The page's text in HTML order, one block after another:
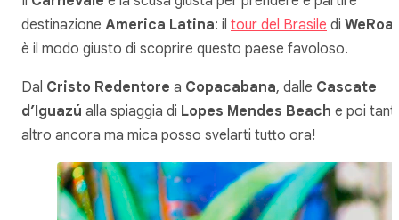
destinazione America Latina: il tour del Brasile di
è il modo giusto di scoprire questo paese favoloso.
Dal Cristo Redentore a Copacabana, dalle Cascate
d’Iguazú alla spiaggia di Lopes Mendes Beach e poi
altro ancora ma mica posso svelarti tutto ora!